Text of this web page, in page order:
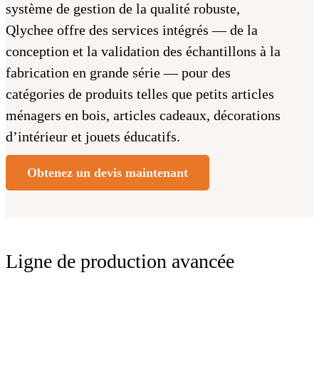
système de gestion de la qualité robuste,
Qlychee offre des services intégrés — de la
conception et la validation des échantillons à la
fabrication en grande série — pour des
catégories de produits telles que petits articles
ménagers en bois, articles cadeaux, décorations
d’intérieur et jouets éducatifs.
Obtenez un devis maintenant
Ligne de production avancée